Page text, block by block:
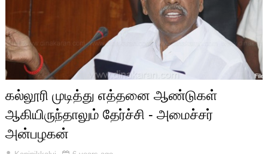
கல்லூரி முடித்து எத்தனை ஆண்டுகள்
ஆகியிருந்தாலும் தேர்ச்சி - அமைச்சர்
அன்பழகன்